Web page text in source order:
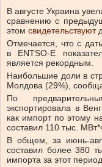
В августе Украина
сравнению с
этом свидетельствуют
Отмечается, что с
в ENTSO-E
является рекордным.
Наибольшие доли в
Молдова (29%),
По
экспортировала в
как импорт по этому
составил 110 тыс.
В общем, за июнь-
составил более 380
импорта за этот